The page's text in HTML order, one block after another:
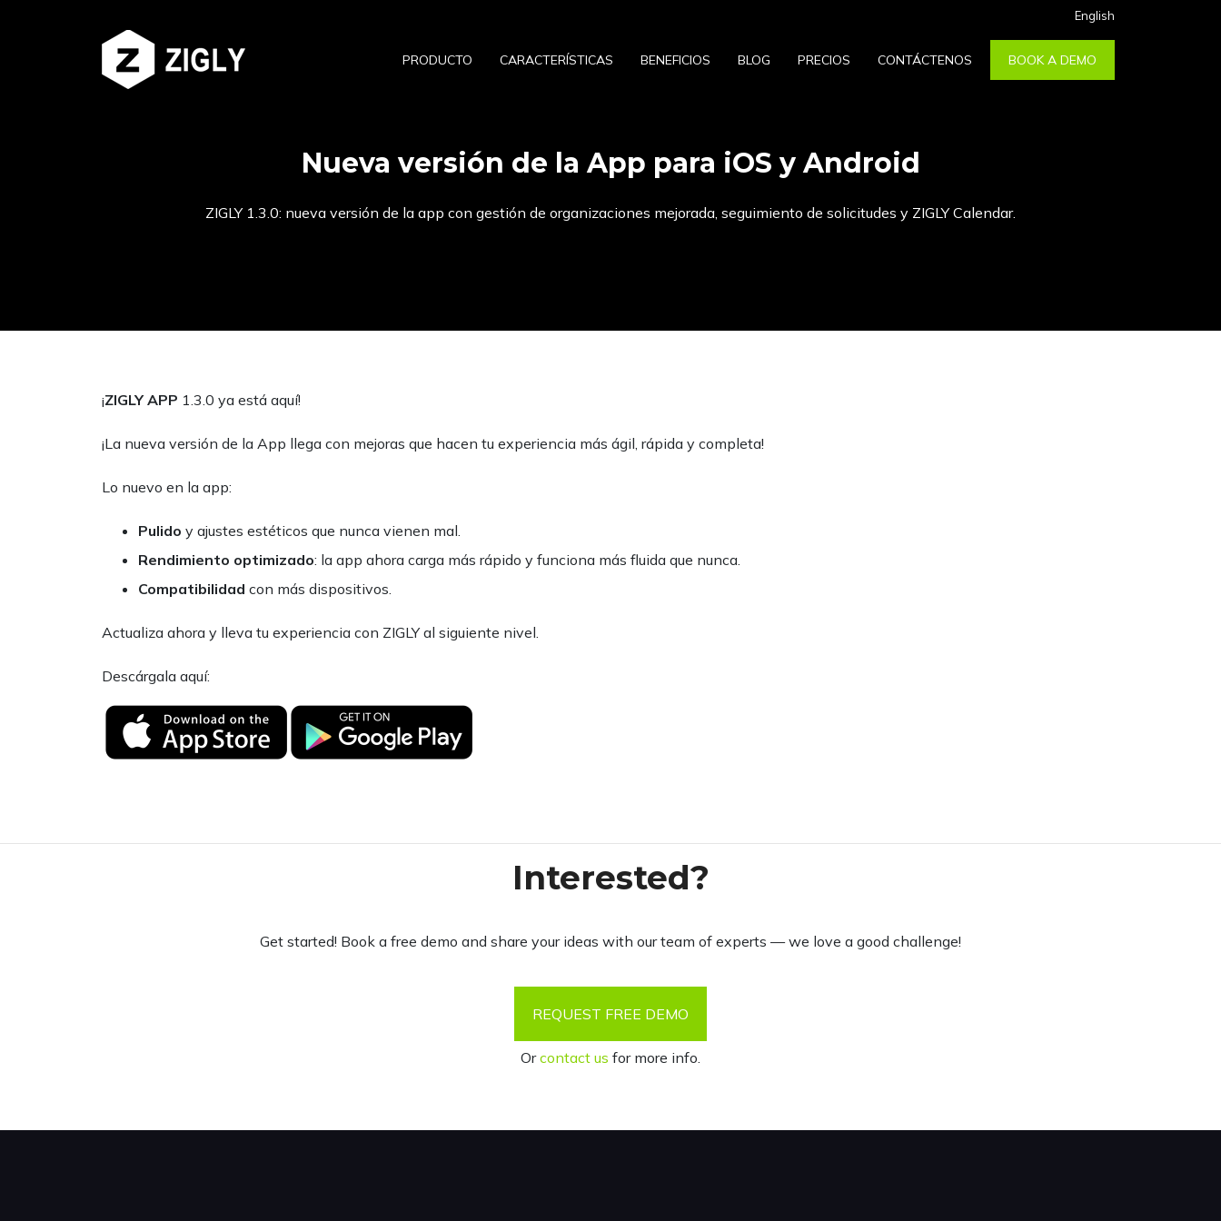
English
PRODUCTO CARACTERÍSTICAS BENEFICIOS BLOG PRECIOS CONTÁCTENOS BOOK A DEMO
Nueva versión de la App para iOS y Android
ZIGLY 1.3.0: nueva versión de la app con gestión de organizaciones mejorada, seguimiento de solicitudes y ZIGLY Calendar.
¡ZIGLY APP 1.3.0 ya está aquí!
¡La nueva versión de la App llega con mejoras que hacen tu experiencia más ágil, rápida y completa!
Lo nuevo en la app:
Pulido y ajustes estéticos que nunca vienen mal.
Rendimiento optimizado: la app ahora carga más rápido y funciona más fluida que nunca.
Compatibilidad con más dispositivos.
Actualiza ahora y lleva tu experiencia con ZIGLY al siguiente nivel.
Descárgala aquí:
Interested?
Get started! Book a free demo and share your ideas with our team of experts — we love a good challenge!
REQUEST FREE DEMO
Orcontact us for more info.